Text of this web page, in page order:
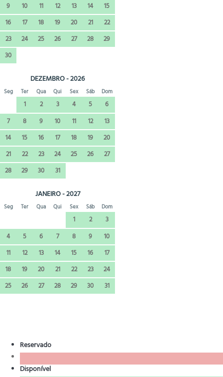
9
10 11 12 13 14
15
16
17 18 19 20 21
22
23
24 25 26 27 28
29
30
DEZEMBRO - 2026
Seg Ter Qua Qui Sex Sáb Dom
1 2 3 4 5
6
7
8 9 10 11 12
13
14
15 16 17 18 19
20
21
22 23 24 25 26
27
28
29 30 31
JANEIRO - 2027
Seg Ter Qua Qui Sex Sáb Dom
1 2
3
4
5 6 7 8 9
10
11
12 13 14 15 16
17
18
19 20 21 22 23
24
25
26 27 28 29 30 31
Reservado
Disponível